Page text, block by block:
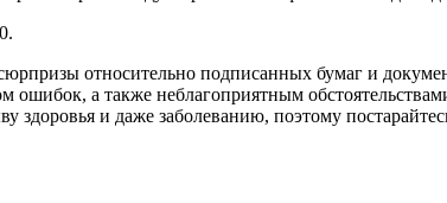
относительно подписанных бумаг и
а также неблагоприятным
и даже заболеванию, поэтому